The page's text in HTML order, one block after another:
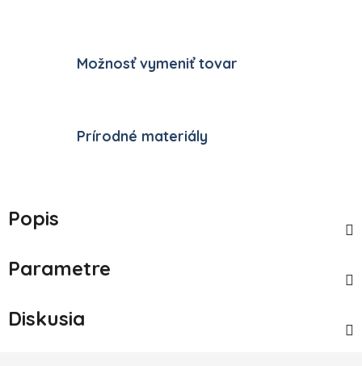
Možnosť vymeniť tovar
Prírodné materiály
Popis
Parametre
Diskusia